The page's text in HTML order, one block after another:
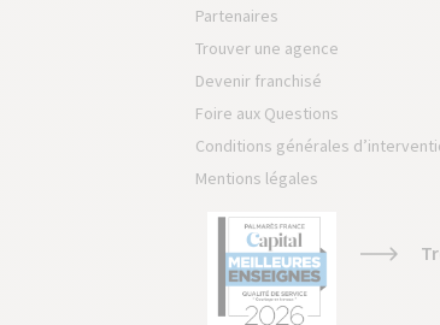
Partenaires
Trouver une agence
Devenir franchisé
Foire aux Questions
Conditions générales
Mentions légales